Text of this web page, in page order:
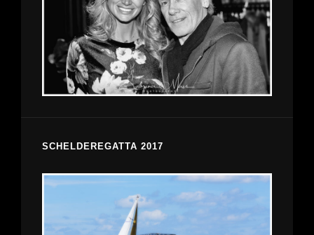
SCHELDEREGATTA 2017